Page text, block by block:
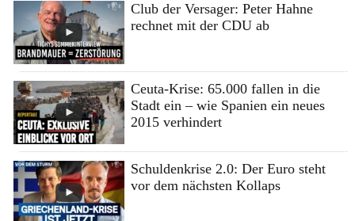
Club der Versager: Peter Hahne
rechnet mit der CDU ab
Ceuta-Krise: 65.000 fallen in die
Stadt ein – wie Spanien ein neues
2015 verhindert
Schuldenkrise 2.0: Der Euro steht
vor dem nächsten Kollaps